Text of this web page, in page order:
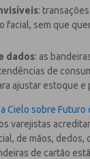
:
facial, sem que
dados: as
de
ajustar estoque e
Cielo sobre Futuro
varejistas
de mãos, dedos,
de cartão